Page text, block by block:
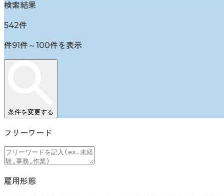
検索結果
542件
件91件～100件を表示
条件を変更する
フリーワード
雇用形態